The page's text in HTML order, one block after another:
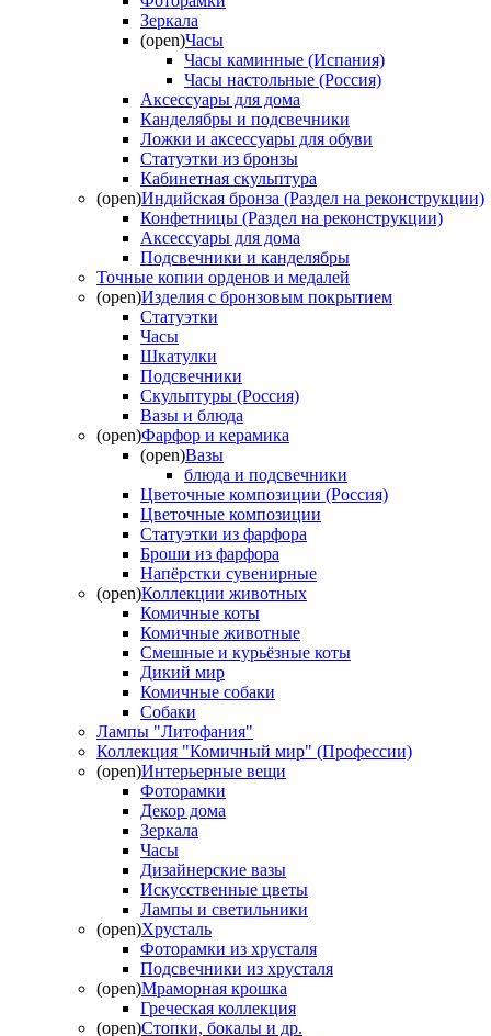
Зеркала
(open)Часы
Часы каминные (Испания)
Часы настольные (Россия)
Аксессуары для дома
Канделябры и подсвечники
Ложки и аксессуары для обуви
Статуэтки из бронзы
Кабинетная скульптура
(open)Индийская бронза (Раздел на реконструкции)
Конфетницы (Раздел на реконструкции)
Аксессуары для дома
Подсвечники и канделябры
Точные копии орденов и медалей
(open)Изделия с бронзовым покрытием
Статуэтки
Часы
Шкатулки
Подсвечники
Скульптуры (Россия)
Вазы и блюда
(open)Фарфор и керамика
(open)Вазы
блюда и подсвечники
Цветочные композиции (Россия)
Цветочные композиции
Статуэтки из фарфора
Броши из фарфора
Напёрстки сувенирные
(open)Коллекции животных
Комичные коты
Комичные животные
Смешные и курьёзные коты
Дикий мир
Комичные собаки
Собаки
Лампы "Литофания"
Коллекция "Комичный мир" (Профессии)
(open)Интерьерные вещи
Фоторамки
Декор дома
Зеркала
Часы
Дизайнерские вазы
Искусственные цветы
Лампы и светильники
(open)Хрусталь
Фоторамки из хрусталя
Подсвечники из хрусталя
(open)Мраморная крошка
Греческая коллекция
(open)Стопки, бокалы и др.